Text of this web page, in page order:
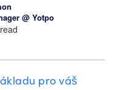
@ Yotpo
pro váš